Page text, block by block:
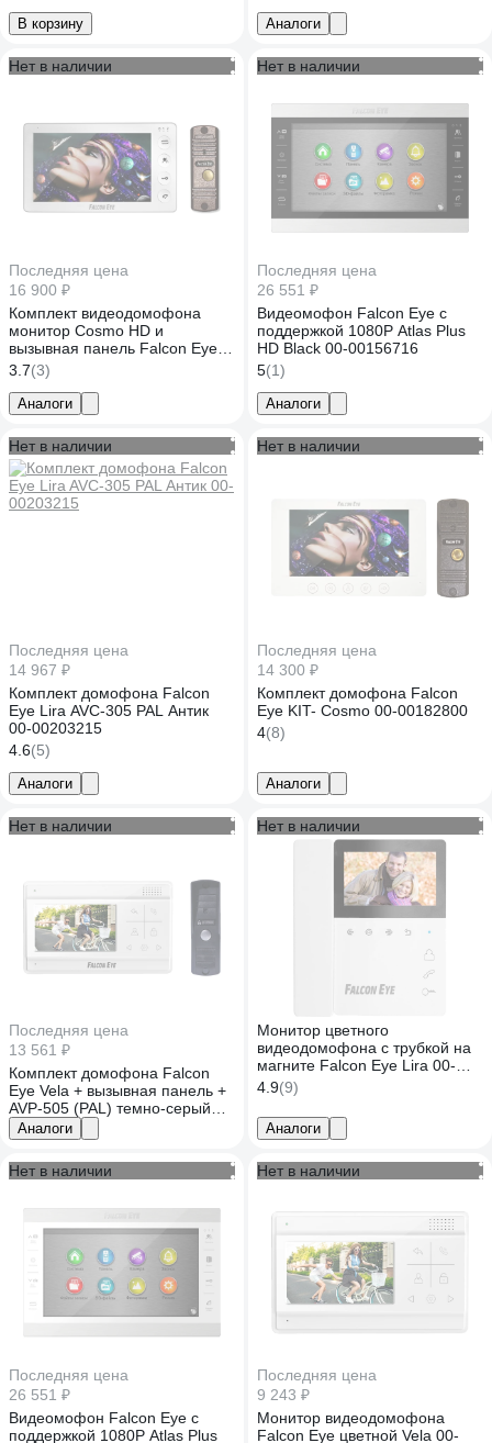
В корзину Аналоги
Нет в наличии
Последняя цена
16 900 ₽
Комплект видеодомофона
монитор Cosmo HD и
вызывная панель Falcon Eye
KIT Space HD FE-305HD 00-
00186407
3.7(3)
Аналоги
Нет в наличии
Последняя цена
26 551 ₽
Видеомофон Falcon Eye c
поддержкой 1080P Atlas Plus
HD Black 00-00156716
5(1)
Аналоги
Нет в наличии
Последняя цена
14 967 ₽
Комплект домофона Falcon
Eye Lira AVC-305 PAL Антик
00-00203215
4.6(5)
Аналоги
Нет в наличии
Последняя цена
14 300 ₽
Комплект домофона Falcon
Eye KIT- Cosmo 00-00182800
4(8)
Аналоги
Нет в наличии
Последняя цена
13 561 ₽
Комплект домофона Falcon
Eye Vela + вызывная панель +
AVP-505 (PAL) темно-серый
00-00294521
Аналоги
Нет в наличии
Монитор цветного
видеодомофона с трубкой на
магните Falcon Eye Lira 00-
00189412
4.9(9)
Аналоги
Нет в наличии
Последняя цена
26 551 ₽
Видеомофон Falcon Eye c
поддержкой 1080P Atlas Plus
Нет в наличии
Последняя цена
9 243 ₽
Монитор видеодомофона
Falcon Eye цветной Vela 00-